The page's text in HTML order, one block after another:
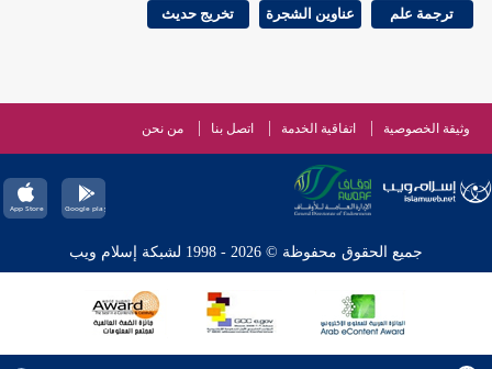
ترجمة علم عناوين الشجرة تخريج حديث
وثيقة الخصوصية اتفاقية الخدمة اتصل بنا من نحن
جميع الحقوق محفوظة © 2026 - 1998 لشبكة إسلام ويب